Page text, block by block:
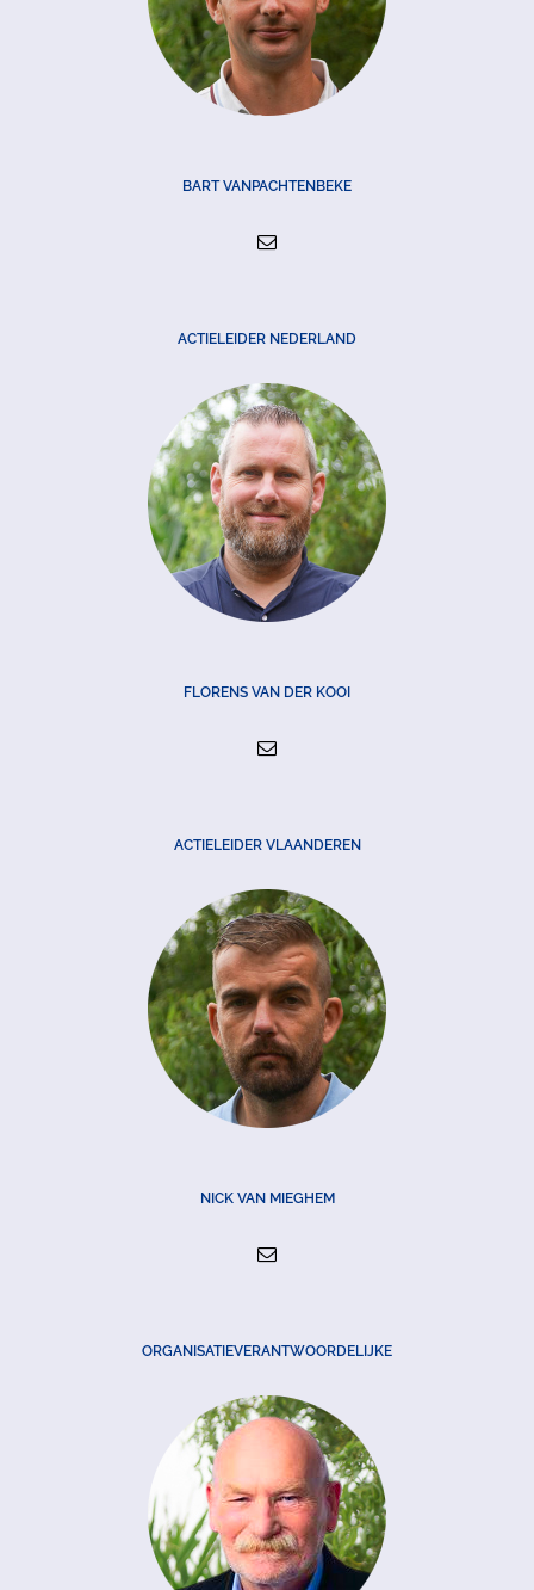
BART VANPACHTENBEKE
ACTIELEIDER NEDERLAND
FLORENS VAN DER KOOI
ACTIELEIDER VLAANDEREN
NICK VAN MIEGHEM
ORGANISATIEVERANTWOORDELIJKE